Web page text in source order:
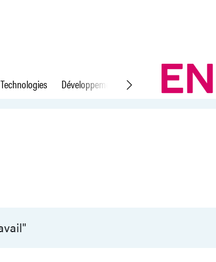
Technologies Développement durable Droit du travail